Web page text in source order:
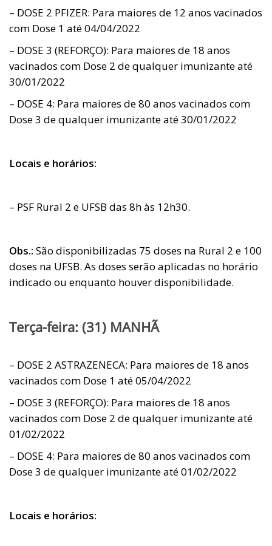
– DOSE 2 PFIZER: Para maiores de 12 anos vacinados
com Dose 1 até 04/04/2022
– DOSE 3 (REFORÇO): Para maiores de 18 anos
vacinados com Dose 2 de qualquer imunizante até
30/01/2022
– DOSE 4: Para maiores de 80 anos vacinados com
Dose 3 de qualquer imunizante até 30/01/2022
Locais e horários:
– PSF Rural 2 e UFSB das 8h às 12h30.
Obs.: São disponibilizadas 75 doses na Rural 2 e 100
doses na UFSB. As doses serão aplicadas no horário
indicado ou enquanto houver disponibilidade.
Terça-feira: (31) MANHÃ
– DOSE 2 ASTRAZENECA: Para maiores de 18 anos
vacinados com Dose 1 até 05/04/2022
– DOSE 3 (REFORÇO): Para maiores de 18 anos
vacinados com Dose 2 de qualquer imunizante até
01/02/2022
– DOSE 4: Para maiores de 80 anos vacinados com
Dose 3 de qualquer imunizante até 01/02/2022
Locais e horários: